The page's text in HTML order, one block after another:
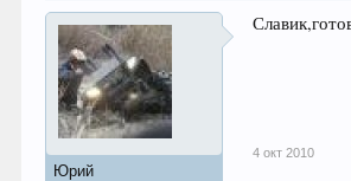
Юрий
4 окт 2010